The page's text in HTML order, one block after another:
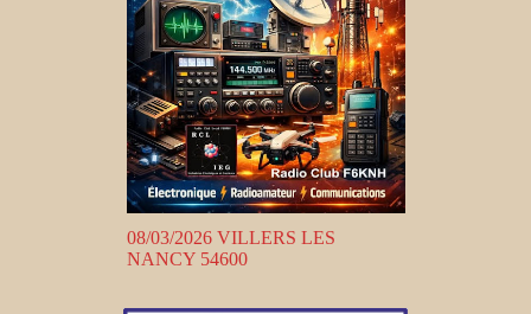
08/03/2026 VILLERS LES
NANCY 54600